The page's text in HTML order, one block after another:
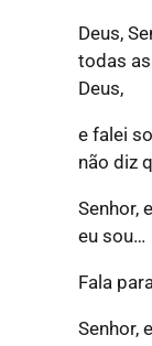
Deus,
todas
Deus,
e falei
não diz
Senhor,
eu sou…
Fala
Senhor,